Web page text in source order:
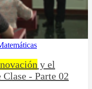
y el
- Parte 02